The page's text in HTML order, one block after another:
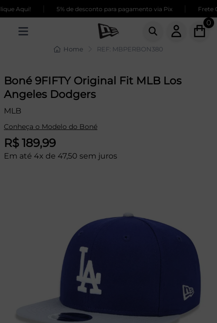
Aqui! 5% de desconto para pagamento via Pix Frete
0
Home REF: MBPERBON380
Boné 9FIFTY Original Fit MLB Los
Angeles Dodgers
MLB
Conheça o Modelo do Boné
R$ 189,99
Em até 4x de 47,50 sem juros